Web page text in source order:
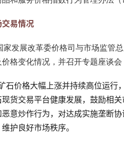
易情况
家发展改革委价格司与市场监管
格变化情况，并召开专题座谈
石价格大幅上涨并持续高位运行
货交易平台健康发展，鼓励相
意炒作行为，对达成实施垄断
护良好市场秩序。